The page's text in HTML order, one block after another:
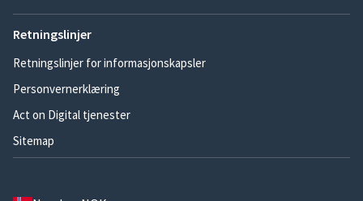
Retningslinjer
Retningslinjer for informasjonskapsler
Personvernerklæring
Act on Digital tjenester
Sitemap